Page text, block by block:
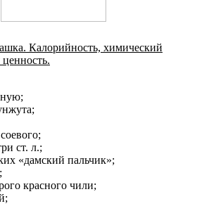
Калорийность, химический
ст. л.;
«дамский пальчик»;
красного чили;